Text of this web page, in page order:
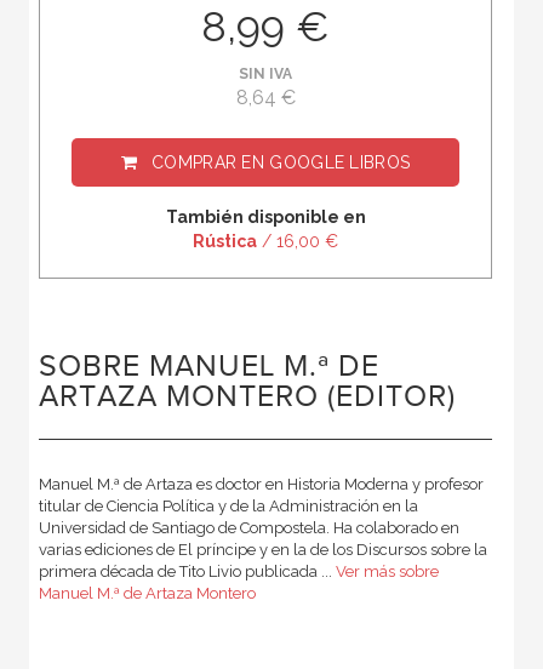
8,99 €
SIN IVA
8,64 €
COMPRAR EN GOOGLE LIBROS
También disponible en
Rústica / 16,00 €
SOBRE MANUEL M.ª DE
ARTAZA MONTERO (EDITOR)
Manuel M.ª de Artaza es doctor en Historia Moderna y profesor
titular de Ciencia Política y de la Administración en la
Universidad de Santiago de Compostela. Ha colaborado en
varias ediciones de El príncipe y en la de los Discursos sobre la
primera década de Tito Livio publicada ... Ver más sobre
Manuel M.ª de Artaza Montero